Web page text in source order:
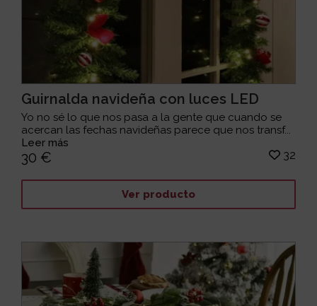
Guirnalda navideña con luces LED
Yo no sé lo que nos pasa a la gente que cuando se
acercan las fechas navideñas parece que nos transf...
Leer más
30 € 32
Ver producto